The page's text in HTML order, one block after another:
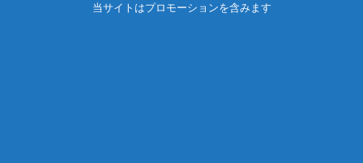
当サイトはプロモーションを含みます